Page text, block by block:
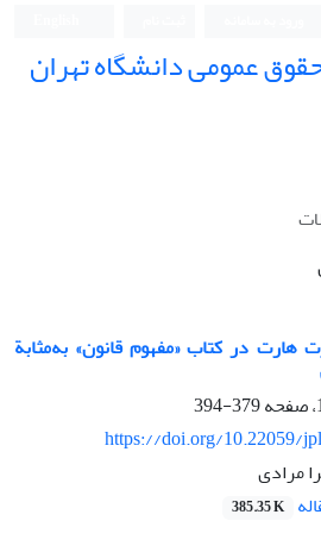
عمومی دانشگاه تهران
هارت در کتاب «مفهوم قانون» به‌مثابة
379-394
https://doi.org/10.22059/
مرادی
385.35 K